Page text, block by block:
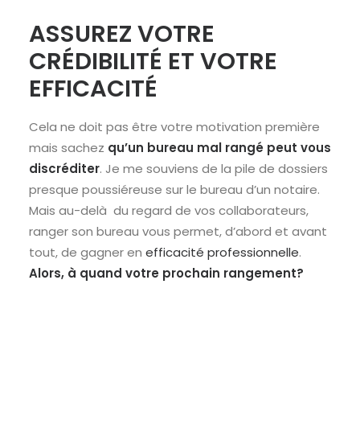
ASSUREZ VOTRE
CRÉDIBILITÉ ET VOTRE
EFFICACITÉ
Cela ne doit pas être votre motivation première
mais sachez qu’un bureau mal rangé peut vous
discréditer. Je me souviens de la pile de dossiers
presque poussiéreuse sur le bureau d’un notaire.
Mais au-delà du regard de vos collaborateurs,
ranger son bureau vous permet, d’abord et avant
tout, de gagner en efficacité professionnelle.
Alors, à quand votre prochain rangement?